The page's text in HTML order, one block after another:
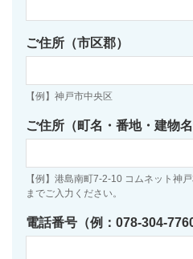
ご住所（市区郡）
【例】神戸市中央区
ご住所（町名・番地・建物名
【例】港島南町7-2-10 コムネット神
までご入力ください。
電話番号（例：078-304-7760